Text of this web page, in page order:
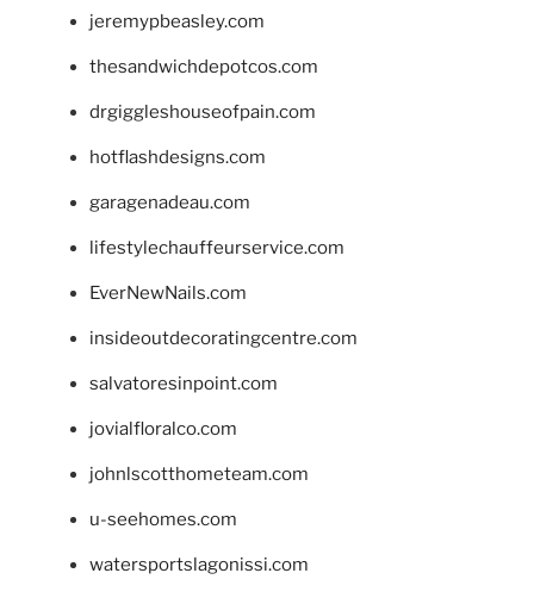
jeremypbeasley.com
thesandwichdepotcos.com
drgiggleshouseofpain.com
hotflashdesigns.com
garagenadeau.com
lifestylechauffeurservice.com
EverNewNails.com
insideoutdecoratingcentre.com
salvatoresinpoint.com
jovialfloralco.com
johnlscotthometeam.com
u-seehomes.com
watersportslagonissi.com